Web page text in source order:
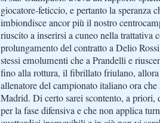
giocatore-feticcio, e pertanto la speranza
imbiondisce ancor più il nostro
riuscito a inserirsi a cuneo nella trattativa
prolungamento del contratto a Delio
stessi emolumenti che a Prandelli e
fino alla rottura, il fibrillato friulano,
allenatore del campionato italiano ora
Madrid. Di certo sarei scontento, a
per la fase difensiva e che non applica